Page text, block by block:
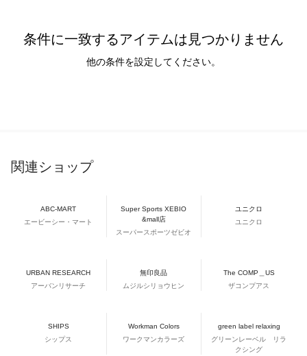
条件に一致するアイテムは見つかりません
他の条件を設定してください。
関連ショップ
ABC-MART
エービーシー・マート
Super Sports XEBIO
&mall店
スーパースポーツゼビオ
ユニクロ
ユニクロ
URBAN RESEARCH
アーバンリサーチ
無印良品
ムジルシリョウヒン
The COMP＿US
ザコンプアス
SHIPS
シップス
Workman Colors
ワークマンカラーズ
green label relaxing
グリーンレーベル リラ
クシング